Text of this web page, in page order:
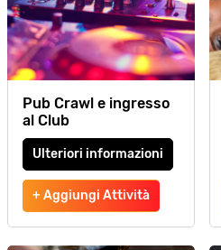
Pub Crawl e ingresso
al Club
Ulteriori informazioni
+ Aggiungi Attività